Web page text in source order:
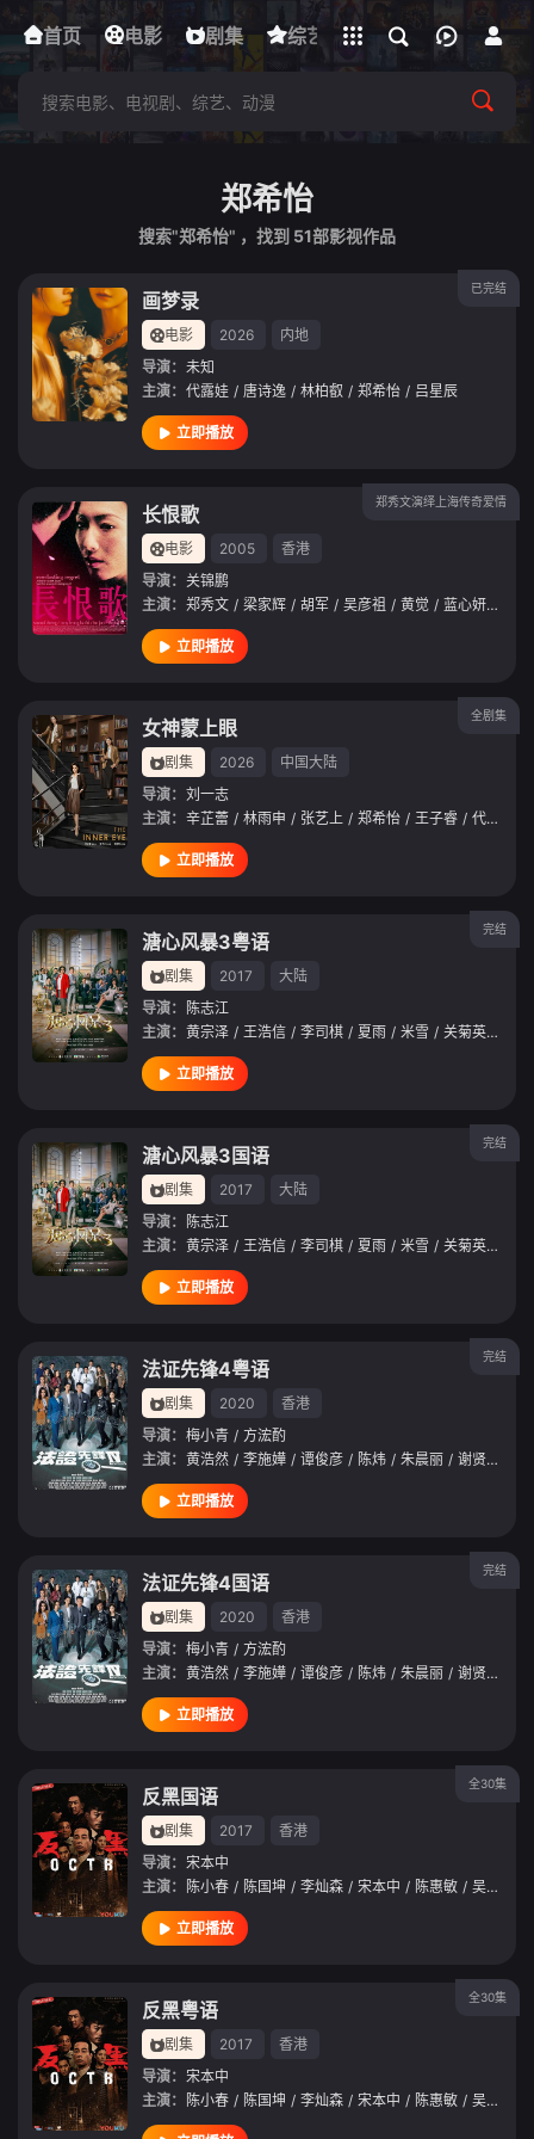
首页 电影 剧集 综艺 动漫 短剧
下载客户端
立即登录
郑希怡
搜索"郑希怡" ，找到 51部影视作品
已完结
画梦录
电影 2026
内地
导演： 未知
主演： 代露娃 / 唐诗逸 / 林柏叡 / 郑希怡 / 吕星辰
立即播放
郑秀文演绎上海传奇爱情
长恨歌
电影 2005
香港
导演： 关锦鹏
主演： 郑秀文 / 梁家辉 / 胡军 / 吴彦祖 / 黄觉 / 蓝心妍 /
立即播放
全剧集
女神蒙上眼
剧集 2026
中国大陆
导演： 刘一志
主演： 辛芷蕾 / 林雨申 / 张艺上 / 郑希怡 / 王子睿 / 代云帆
立即播放
完结
溏心风暴3粤语
剧集 2017
大陆
导演：
陈志江
主演： 黄宗泽 / 王浩信 / 李司棋 / 夏雨 / 米雪 / 关菊英 /
立即播放
完结
溏心风暴3国语
剧集 2017
大陆
导演：
陈志江
主演： 黄宗泽 / 王浩信 / 李司棋 / 夏雨 / 米雪 / 关菊英 /
立即播放
完结
法证先锋4粤语
剧集 2020
香港
导演： 梅小青 / 方浤酌
主演： 黄浩然 / 李施嬅 / 谭俊彦 / 陈炜 / 朱晨丽 / 谢贤 /
立即播放
完结
法证先锋4国语
剧集 2020
香港
导演： 梅小青 / 方浤酌
主演： 黄浩然 / 李施嬅 / 谭俊彦 / 陈炜 / 朱晨丽 / 谢贤 /
立即播放
全30集
反黑国语
剧集 2017
香港
导演： 宋本中
主演：
陈小春 / 陈国坤 / 李灿森 / 宋本中 / 陈惠敏 / 吴志雄
立即播放
全30集
反黑粤语
剧集 2017
香港
导演： 宋本中
主演：
陈小春 / 陈国坤 / 李灿森 / 宋本中 / 陈惠敏 / 吴志雄